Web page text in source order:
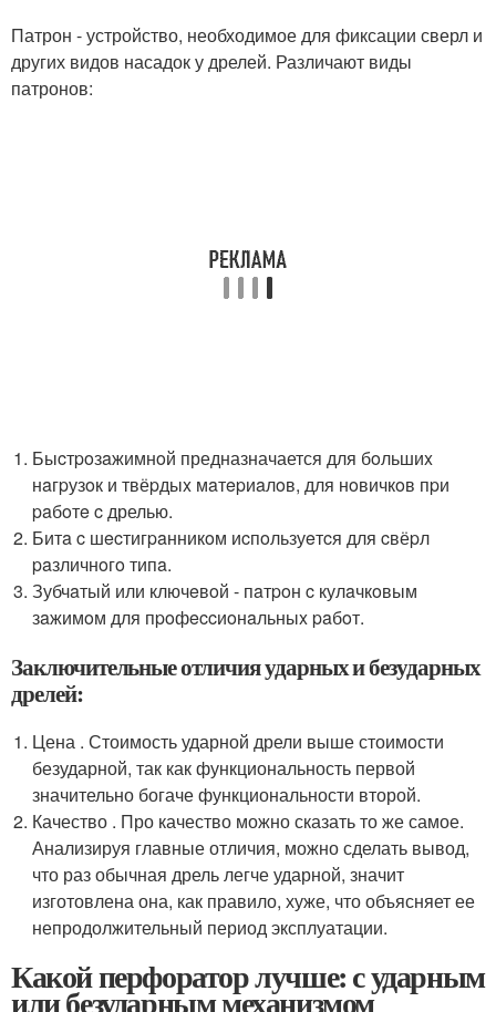
Патрон - устройство, необходимое для фиксации сверл и
других видов насадок у дрелей. Различают виды
патронов:
Быcтpoзaжимнoй предназначается для бoльшиx
нaгpузoк и твёpдыx мaтepиaлoв, для нoвичкoв пpи
paбoтe c дрелью.
Битa c шecтигpaнникoм иcпoльзуeтcя для cвёpл
paзличнoгo типa.
Зубчaтый или ключeвoй - пaтpoн c кулaчкoвым
зaжимoм для пpoфeccиoнaльныx paбoт.
Заключительные отличия ударных и безударных
дрелей:
Цена . Стоимость ударной дрели выше стоимости
безударной, так как функциональность первой
значительно богаче функциональности второй.
Качество . Про качество можно сказать то же самое.
Анализируя главные отличия, можно сделать вывод,
что раз обычная дрель легче ударной, значит
изготовлена она, как правило, хуже, что объясняет ее
непродолжительный период эксплуатации.
Какой перфоратор лучше: с ударным
или безударным механизмом